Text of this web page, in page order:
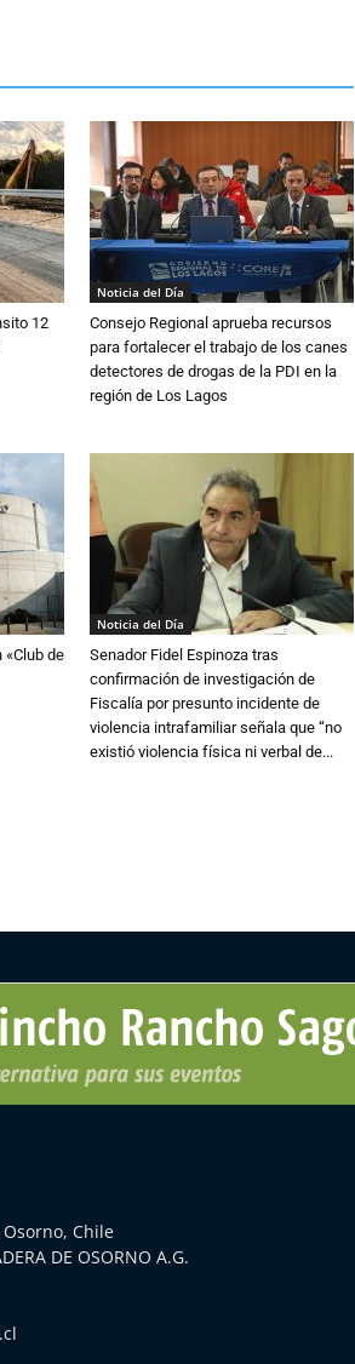
12
Noticia del Día
Consejo Regional aprueba recursos
para fortalecer el trabajo de los canes
detectores de drogas de la PDI en la
región de Los Lagos
«Club de
Noticia del Día
Senador Fidel Espinoza tras
confirmación de investigación de
Fiscalía por presunto incidente de
violencia intrafamiliar señala que “no
existió violencia física ni verbal de...
Chile
DE OSORNO A.G.